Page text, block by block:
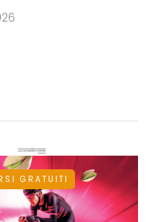
GRATUITI